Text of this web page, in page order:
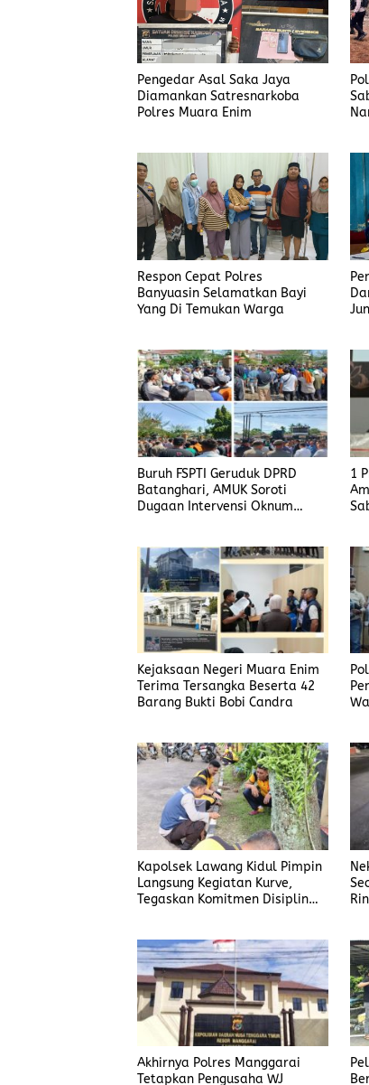
Pengedar Asal Saka Jaya
Diamankan Satresnarkoba
Polres Muara Enim
Respon Cepat Polres
Banyuasin Selamatkan Bayi
Yang Di Temukan Warga
Buruh FSPTI Geruduk DPRD
Batanghari, AMUK Soroti
Dugaan Intervensi Oknum
1
Kejaksaan Negeri Muara Enim
Terima Tersangka Beserta 42
Barang Bukti Bobi Candra
Kapolsek Lawang Kidul Pimpin
Langsung Kegiatan Kurve,
Tegaskan Komitmen Disiplin
Akhirnya Polres Manggarai
Tetapkan Pengusaha WJ